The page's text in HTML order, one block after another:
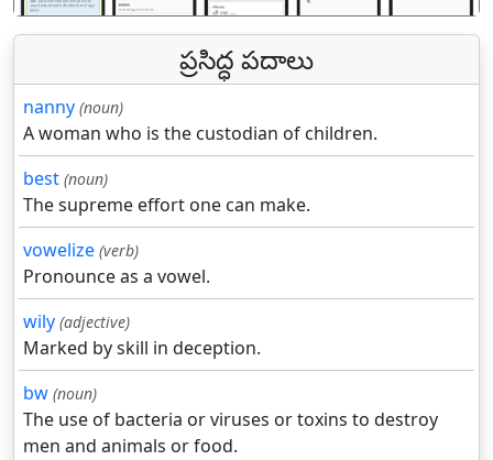
ప్రసిద్ధ పదాలు
nanny (noun)
A woman who is the custodian of children.
best (noun)
The supreme effort one can make.
vowelize (verb)
Pronounce as a vowel.
wily (adjective)
Marked by skill in deception.
bw (noun)
The use of bacteria or viruses or toxins to destroy
men and animals or food.